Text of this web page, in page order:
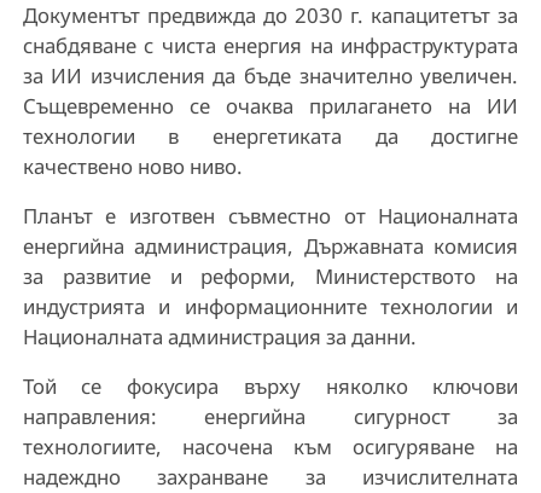
Документът предвижда до 2030 г. капацитетът за
снабдяване с чиста енергия на инфраструктурата
за ИИ изчисления да бъде значително увеличен.
Същевременно се очаква прилагането на ИИ
технологии в енергетиката да достигне
качествено ново ниво.
Планът е изготвен съвместно от Националната
енергийна администрация, Държавната комисия
за развитие и реформи, Министерството на
индустрията и информационните технологии и
Националната администрация за данни.
Той се фокусира върху няколко ключови
направления: енергийна сигурност за
технологиите, насочена към осигуряване на
надеждно захранване за изчислителната